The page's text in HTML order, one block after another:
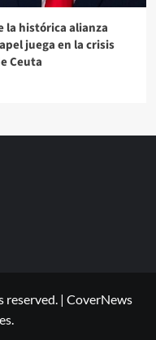
la histórica alianza
juega en la crisis
Ceuta
| CoverNews